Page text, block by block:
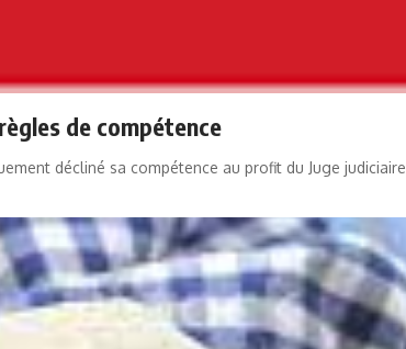
de compétence
décliné sa compétence au profit du Juge judiciaire